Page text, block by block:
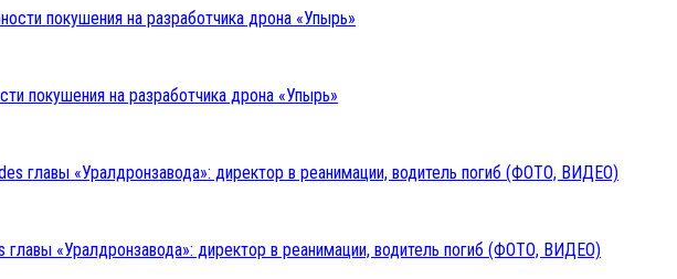
покушения на разработчика дрона «Упырь»
«Уралдронзавода»: директор в реанимации, водитель погиб (ФОТО, ВИДЕО)